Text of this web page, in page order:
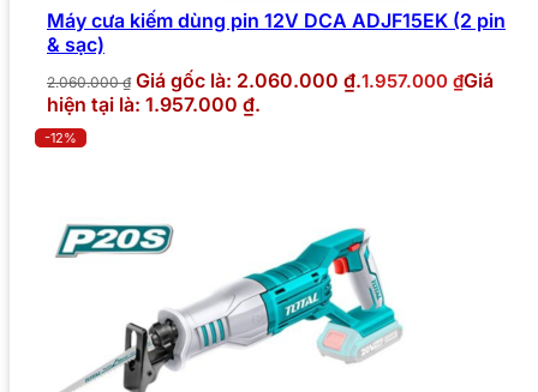
Máy cưa kiếm dùng pin 12V DCA ADJF15EK (2 pin
& sạc)
2.060.000₫ Giá gốc là: 2.060.000 ₫.1.957.000 ₫Giá
hiện tại là: 1.957.000 ₫.
-12%